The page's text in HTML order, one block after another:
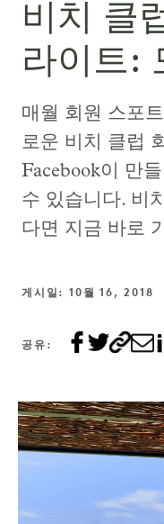
비치 클
라이트:
매월 회원 스포
로운 비치 클럽
Facebook이 만
수 있습니다. 비
다면 지금 바로
게시일: 10월 16, 2018
공유: